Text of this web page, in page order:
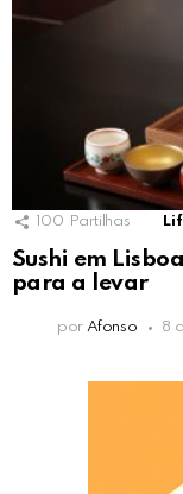
100 Partilhas
Sushi em
para a levar
por Afonso 8